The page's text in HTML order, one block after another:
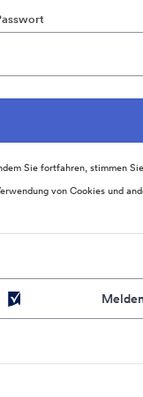
Sie fortfahren, stimmen
von Cookies und